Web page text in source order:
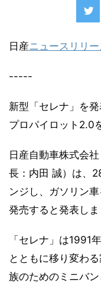
日産ニュースリリー
-----
新型「セレナ」を発
プロパイロット2.0
日産自動車株式会
長：内田 誠）は、
ンジし、ガソリン
発売すると発表しま
「セレナ」は1991
とともに移り変わ
族のためのミニバ